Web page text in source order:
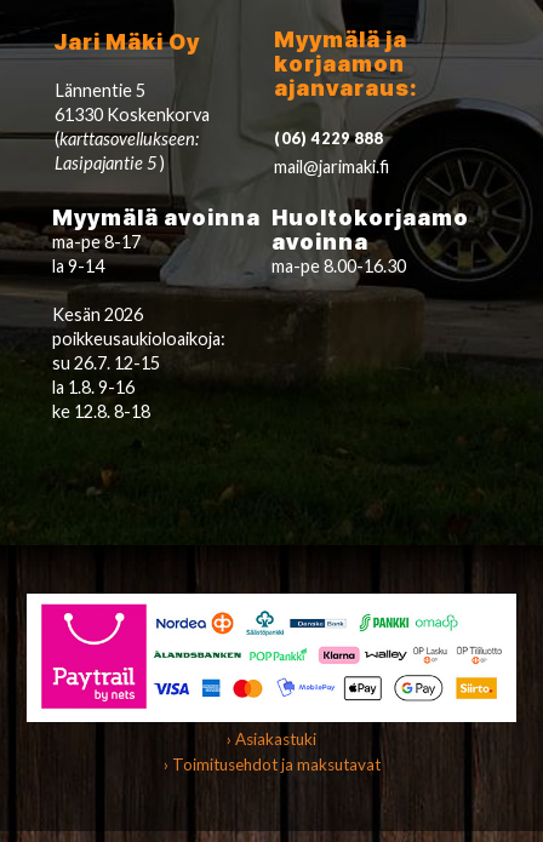
Jari Mäki Oy
Lännentie 5
61330 Koskenkorva
(karttasovellukseen:
Lasipajantie 5)
Myymälä ja
korjaamon
ajanvaraus:
(06) 4229 888
mail@jarimaki.fi
Myymälä avoinna
ma-pe 8-17
la 9-14
Kesän 2026
poikkeusaukioloaikoja:
su 26.7. 12-15
la 1.8. 9-16
ke 12.8. 8-18
Huoltokorjaamo
avoinna
ma-pe 8.00-16.30
› Asiakastuki
› Toimitusehdot ja maksutavat